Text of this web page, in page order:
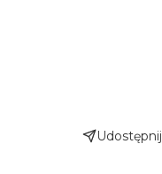
Udostępnij